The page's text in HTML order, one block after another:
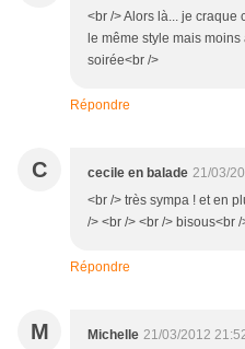
<br /> Alors là... je craque
le même style mais
soirée<br />
Répondre
C cecile en balade 21/03/
<br /> très sympa ! et en
/> <br /> <br /> bisous<br /
Répondre
M Michelle 21/03/2012